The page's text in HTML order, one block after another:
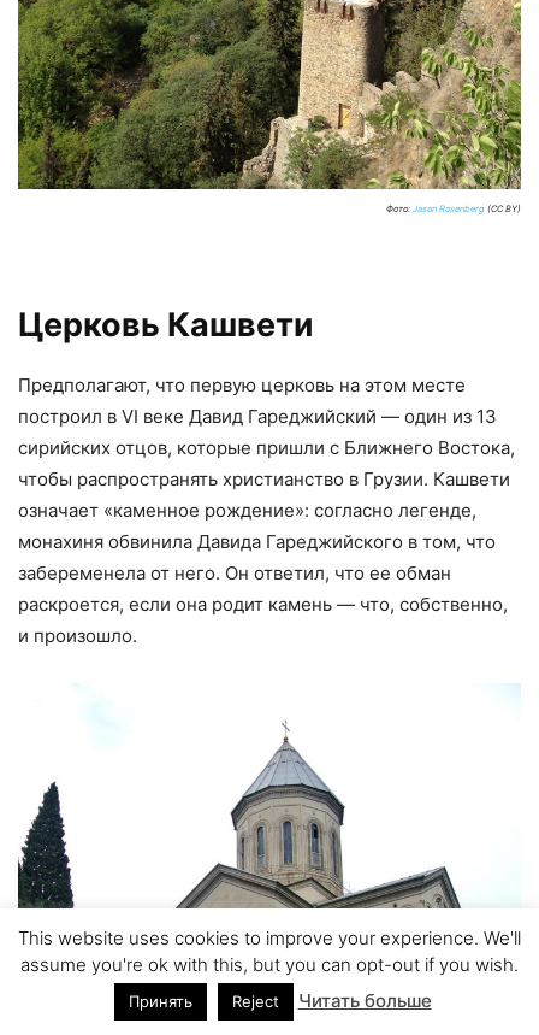
Фото: Jason Rosenberg (CC BY)
Церковь Кашвети
Предполагают, что первую церковь на этом месте
построил в VI веке Давид Гареджийский — один из 13
сирийских отцов, которые пришли с Ближнего Востока,
чтобы распространять христианство в Грузии. Кашвети
означает «каменное рождение»: согласно легенде,
монахиня обвинила Давида Гареджийского в том, что
забеременела от него. Он ответил, что ее обман
раскроется, если она родит камень — что, собственно,
и произошло.
This website uses cookies to improve your experience. We'll
assume you're ok with this, but you can opt-out if you wish.
Принять Reject Читать больше